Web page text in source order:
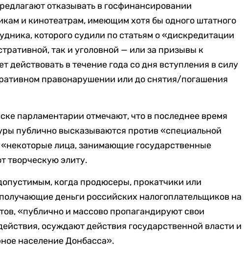
отказывать в госфинансировании
и кинотеатрам, имеющим хотя бы одного штатного
которого судили по статьям о «дискредитации
так и уголовной — или за призывы к
действовать в течение года со дня вступления в силу
правонарушении или до снятия/погашения
парламентарии отмечают, что в последнее время
публично высказываются против «специальной
лица, занимающие государственные
творческую элиту.
когда продюсеры, прокатчики или
деньги российских налогоплательщиков на
«публично и массово пропагандируют свои
осуждают действия государственной власти и
население Донбасса».